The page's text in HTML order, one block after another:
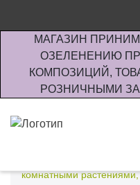
МАГАЗИН
ОЗЕЛЕНЕНИЮ
КОМПОЗИЦИЙ,
РОЗНИЧНЫМИ
комнатными